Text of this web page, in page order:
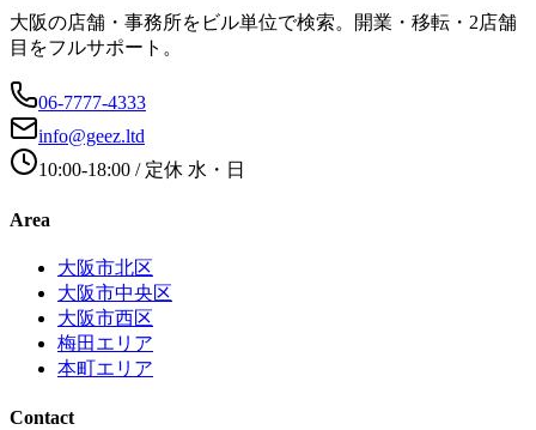
大阪の店舗・事務所をビル単位で検索。開業・移転・2店舗
目をフルサポート。
06-7777-4333
info@geez.ltd
10:00-18:00 / 定休 水・日
Area
大阪市北区
大阪市中央区
大阪市西区
梅田エリア
本町エリア
Contact